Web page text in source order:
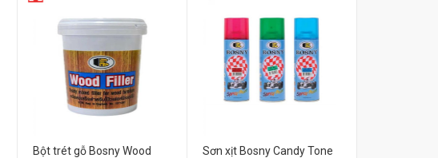
Bột trét gỗ Bosny Wood
Sơn xịt Bosny Candy Tone